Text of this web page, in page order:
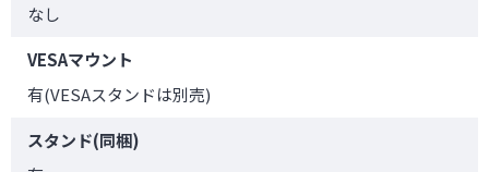
なし
VESAマウント
有(VESAスタンドは別売)
スタンド(同梱)